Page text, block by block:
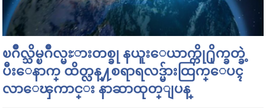
ၿဂိဳလ္သိမ္ၿဂိဳလ္မႊားတစ္ခု နယူးေယာက္ကို႐ိုက္ခတ္ခဲ့
ပီးေနာက္ ထိတ္လန္႔စရာရလဒ္မ်ားထြက္ေပၚ
လာေၾကာင္း နာဆာထုတ္ျပန္